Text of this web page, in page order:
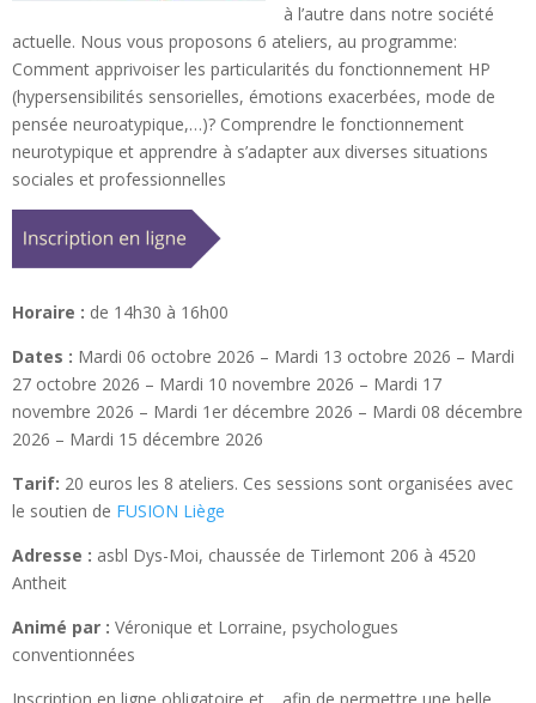
à l’autre dans notre société
actuelle. Nous vous proposons 6 ateliers, au programme:
Comment apprivoiser les particularités du fonctionnement HP
(hypersensibilités sensorielles, émotions exacerbées, mode de
pensée neuroatypique,…)? Comprendre le fonctionnement
neurotypique et apprendre à s’adapter aux diverses situations
sociales et professionnelles
Horaire : de 14h30 à 16h00
Dates : Mardi 06 octobre 2026 – Mardi 13 octobre 2026 – Mardi
27 octobre 2026 – Mardi 10 novembre 2026 – Mardi 17
novembre 2026 – Mardi 1er décembre 2026 – Mardi 08 décembre
2026 – Mardi 15 décembre 2026
Tarif: 20 euros les 8 ateliers. Ces sessions sont organisées avec
le soutien de FUSION Liège
Adresse : asbl Dys-Moi, chaussée de Tirlemont 206 à 4520
Antheit
Animé par : Véronique et Lorraine, psychologues
conventionnées